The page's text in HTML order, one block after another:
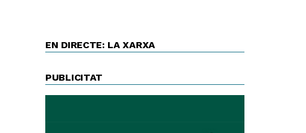
EN DIRECTE: LA XARXA
PUBLICITAT